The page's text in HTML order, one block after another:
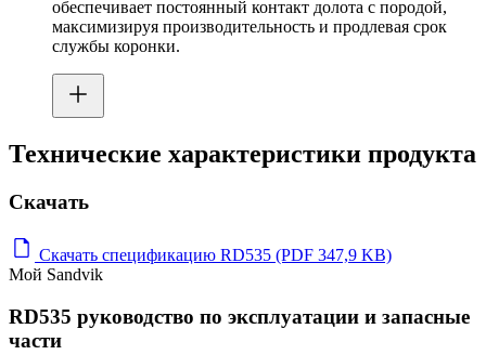
обеспечивает постоянный контакт долота с породой,
максимизируя производительность и продлевая срок
службы коронки.
Технические характеристики продукта
Скачать
Скачать спецификацию RD535 (PDF 347,9 KB)
Мой Sandvik
RD535 руководство по эксплуатации и запасные
части